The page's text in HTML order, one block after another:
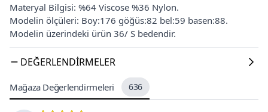
Materyal Bilgisi: %64 Viscose %36 Nylon.
Modelin ölçüleri: Boy:176 göğüs:82 bel:59 basen:88.
Modelin üzerindeki ürün 36/ S bedendir.
DEĞERLENDIRMELER
Mağaza Değerlendirmeleri 636